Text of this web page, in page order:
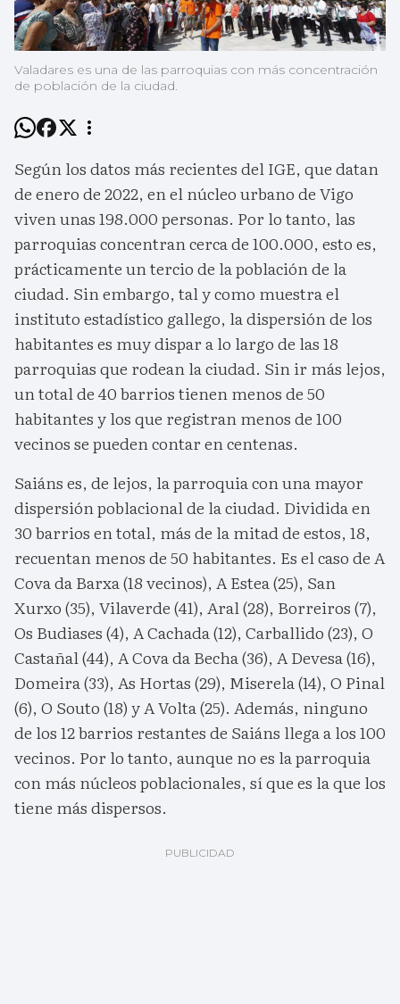
Valadares es una de las parroquias con más concentración
de población de la ciudad.
Según los datos más recientes del IGE, que datan
de enero de 2022, en el núcleo urbano de Vigo
viven unas 198.000 personas. Por lo tanto, las
parroquias concentran cerca de 100.000, esto es,
prácticamente un tercio de la población de la
ciudad. Sin embargo, tal y como muestra el
instituto estadístico gallego, la dispersión de los
habitantes es muy dispar a lo largo de las 18
parroquias que rodean la ciudad. Sin ir más lejos,
un total de 40 barrios tienen menos de 50
habitantes y los que registran menos de 100
vecinos se pueden contar en centenas.
Saiáns es, de lejos, la parroquia con una mayor
dispersión poblacional de la ciudad. Dividida en
30 barrios en total, más de la mitad de estos, 18,
recuentan menos de 50 habitantes. Es el caso de A
Cova da Barxa (18 vecinos), A Estea (25), San
Xurxo (35), Vilaverde (41), Aral (28), Borreiros (7),
Os Budiases (4), A Cachada (12), Carballido (23), O
Castañal (44), A Cova da Becha (36), A Devesa (16),
Domeira (33), As Hortas (29), Miserela (14), O Pinal
(6), O Souto (18) y A Volta (25). Además, ninguno
de los 12 barrios restantes de Saiáns llega a los 100
vecinos. Por lo tanto, aunque no es la parroquia
con más núcleos poblacionales, sí que es la que los
tiene más dispersos.